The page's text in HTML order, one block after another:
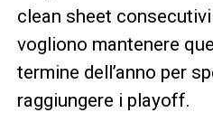
clean sheet
vogliono mantenere
termine dell’anno per
raggiungere i playoff.